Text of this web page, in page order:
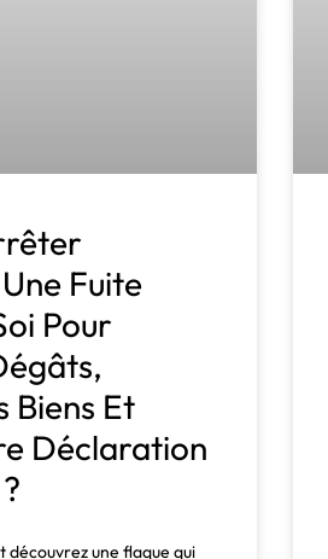
Fuite
Pour
Biens Et
Déclaration
découvrez une flaque qui